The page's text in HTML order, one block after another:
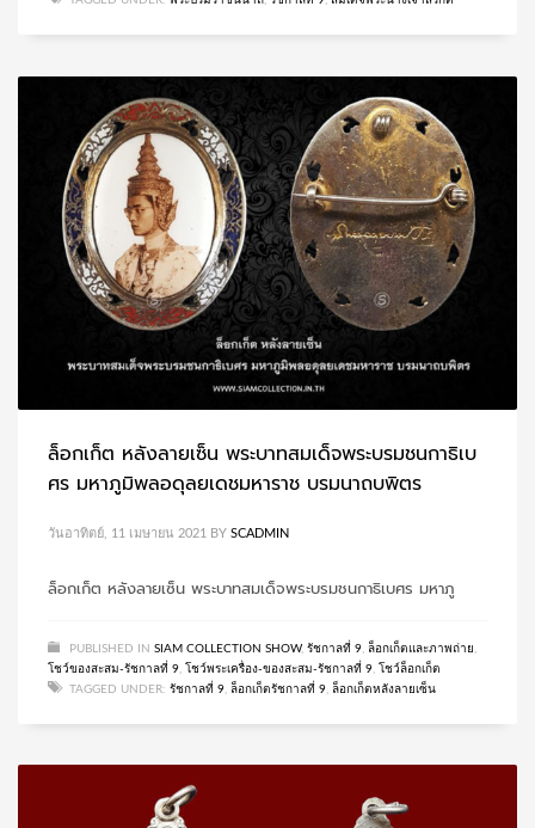
ล็อกเก็ต หลังลายเซ็น พระบาทสมเด็จพระบรมชนกาธิเบ
ศร มหาภูมิพลอดุลยเดชมหาราช บรมนาถบพิตร
วันอาทิตย์, 11 เมษายน 2021 BY SCADMIN
ล็อกเก็ต หลังลายเซ็น พระบาทสมเด็จพระบรมชนกาธิเบศร มหาภู
PUBLISHED IN SIAM COLLECTION SHOW, รัชกาลที่ 9 ล็อกเก็ตและภาพถ่าย
โชว์ของสะสม-รัชกาลที่ 9
โชว์พระเครื่อง-ของสะสม-รัชกาลที่ 9
โชว์ล็อกเก็ต
TAGGED UNDER: รัชกาลที่ 9 ล็อกเก็ตรัชกาลที่ 9 ล็อกเก็ตหลังลายเซ็น